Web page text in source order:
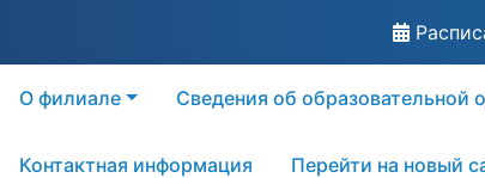
О филиале Сведения об образовательной
Контактная информация Перейти на новый